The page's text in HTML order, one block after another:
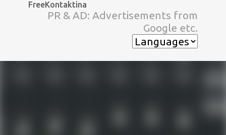
スキップしてメイン コンテンツに移動
FreeKontaktina
PR & AD: Advertisements from
Google etc.